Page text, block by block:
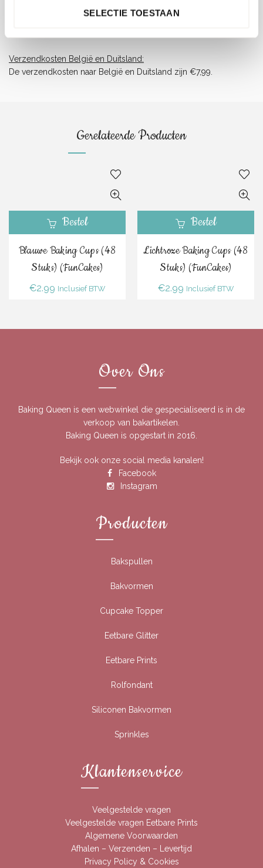
SELECTIE TOESTAAN
Verzendkosten België en Duitsland:
De verzendkosten naar België en Duitsland zijn €7,99.
Gerelateerde Producten
Bestel
Blauwe Baking Cups (48
Stuks) (FunCakes)
€2.99 Inclusief BTW
Bestel
Lichtroze Baking Cups (48
Stuks) (FunCakes)
€2.99 Inclusief BTW
Over Ons
Baking Queen is een webwinkel die gespecialiseerd is in de
verkoop van bakartikelen.
Baking Queen is opgestart in 2016.
Bekijk ook onze social media kanalen!
Facebook
Instagram
Producten
Bakspullen
Bakvormen
Cupcake Topper
Eetbare Glitter
Eetbare Prints
Rolfondant
Siliconen Bakvormen
Sprinkles
Klantenservice
Veelgestelde vragen
Veelgestelde vragen Eetbare Prints
Algemene Voorwaarden
Afhalen – Verzenden – Levertijd
Privacy Policy & Cookies